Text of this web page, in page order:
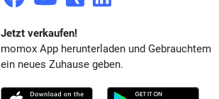
Jetzt verkaufen!
momox App herunterladen und Gebrauchtem
ein neues Zuhause geben.